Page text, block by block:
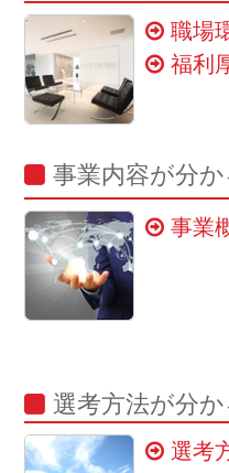
職場
福利
事業内容が分か
事業
選考方法が分か
選考